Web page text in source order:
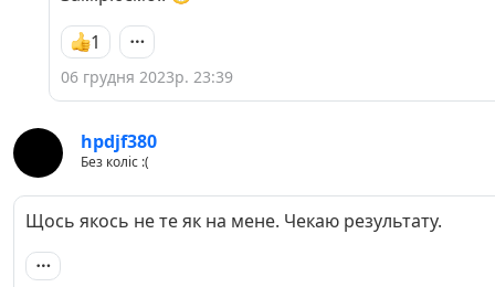
1
06 грудня 2023р. 23:39
hpdjf380
Без коліс :(
Щось якось не те як на мене. Чекаю результату.